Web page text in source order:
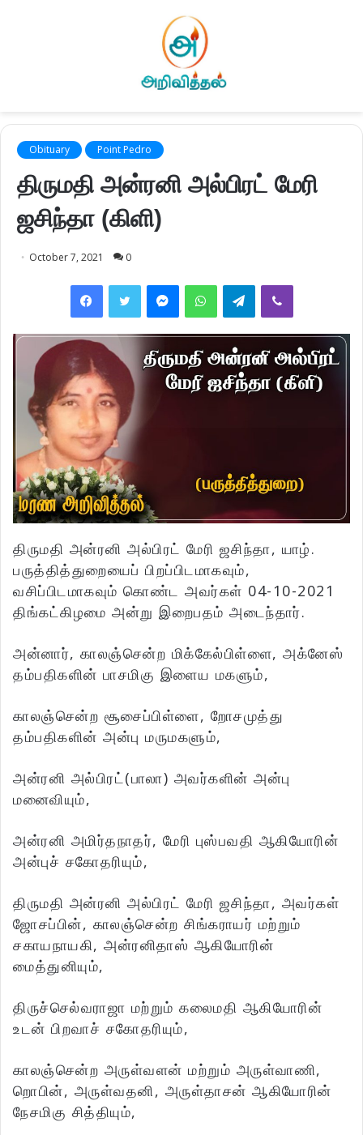
Obituary Point Pedro
திருமதி அன்ரனி அல்பிரட் மேரி
ஜசிந்தா (கிளி)
October 7, 2021 0
FacebookTwitter MessengerWhatsAppTelegramViber
திருமதி அன்ரனி அல்பிரட் மேரி ஜசிந்தா, யாழ்.
பருத்தித்துறையைப் பிறப்பிடமாகவும்,
வசிப்பிடமாகவும் கொண்ட அவர்கள் 04-10-2021
திங்கட்கிழமை அன்று இறைபதம் அடைந்தார்.
அன்னார், காலஞ்சென்ற மிக்கேல்பிள்ளை, அக்னேஸ்
தம்பதிகளின் பாசமிகு இளைய மகளும்,
காலஞ்சென்ற சூசைப்பிள்ளை, றோசமுத்து
தம்பதிகளின் அன்பு மருமகளும்,
அன்ரனி அல்பிரட்(பாலா) அவர்களின் அன்பு
மனைவியும்,
அன்ரனி அமிர்தநாதர், மேரி புஸ்பவதி ஆகியோரின்
அன்புச் சகோதரியும்,
திருமதி அன்ரனி அல்பிரட் மேரி ஜசிந்தா, அவர்கள்
ஜோசப்பின், காலஞ்சென்ற சிங்கராயர் மற்றும்
சகாயநாயகி, அன்ரனிதாஸ் ஆகியோரின்
மைத்துனியும்,
திருச்செல்வராஜா மற்றும் கலைமதி ஆகியோரின்
உடன் பிறவாச் சகோதரியும்,
காலஞ்சென்ற அருள்வளன் மற்றும் அருள்வாணி,
றொபின், அருள்வதனி, அருள்தாசன் ஆகியோரின்
நேசமிகு சித்தியும்,